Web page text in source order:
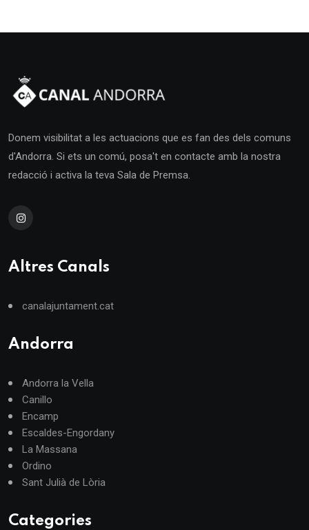
Donem visibilitat a les actuacions que es fan des dels comuns
d'Andorra. Si ets un comú, posa't en contacte amb la nostra
redacció i activa la teva Sala de Premsa.
Altres Canals
canalajuntament.cat
Andorra
Andorra la Vella
Canillo
Encamp
Escaldes-Engordany
La Massana
Ordino
Sant Julià de Lòria
Categories